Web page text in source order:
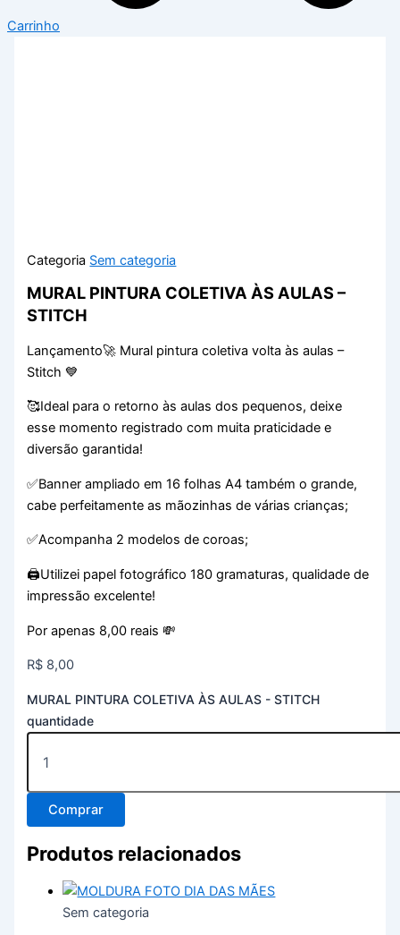
Carrinho
Categoria Sem categoria
MURAL PINTURA COLETIVA ÀS AULAS –
STITCH
Lançamento🚀 Mural pintura coletiva volta às aulas –
Stitch 💙
🥰Ideal para o retorno às aulas dos pequenos, deixe
esse momento registrado com muita praticidade e
diversão garantida!
✅Banner ampliado em 16 folhas A4 também o grande,
cabe perfeitamente as mãozinhas de várias crianças;
✅Acompanha 2 modelos de coroas;
🖨️Utilizei papel fotográfico 180 gramaturas, qualidade de
impressão excelente!
Por apenas 8,00 reais 💸
R$ 8,00
MURAL PINTURA COLETIVA ÀS AULAS - STITCH
quantidade
Comprar
Produtos relacionados
Sem categoria